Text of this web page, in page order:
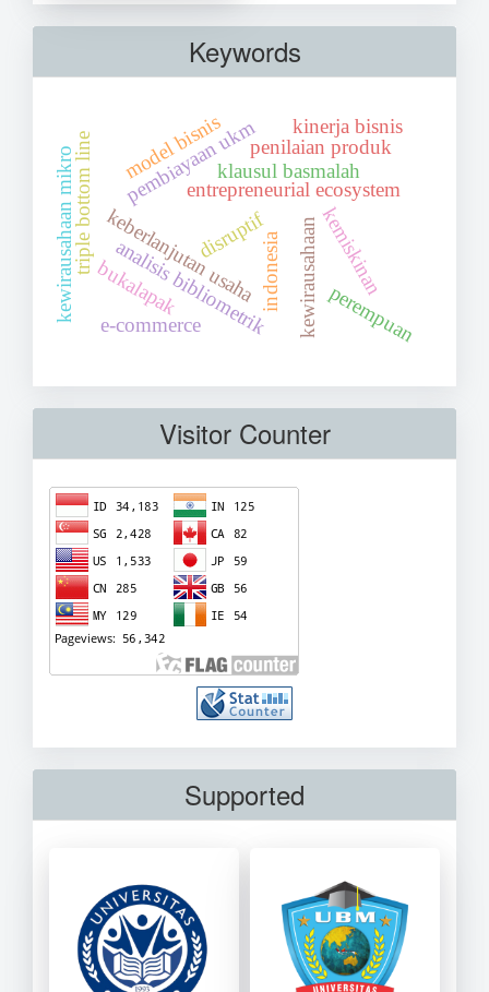
Keywords
disruptif
entrepreneurial ecosystem
keberlanjutan usaha kewirausahaan
triple bottom line klausul basmalah
analisis bibliometrik
pembiayaan ukm
bukalapak
e-commerce
indonesia
penilaian produk
model bisnis
kemiskinan
kewirausahaan mikro perempuan
kinerja bisnis
Visitor Counter
Supported